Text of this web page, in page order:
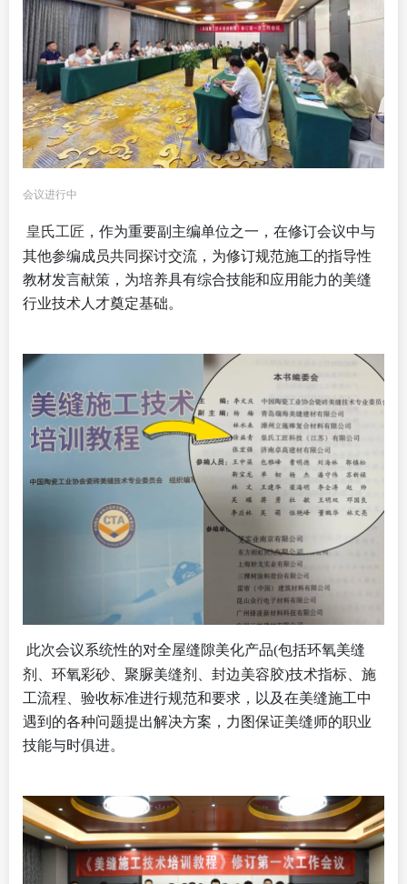
会议进行中
皇氏工匠 ，作为重要副主编单位之一，在修订会议中与
其他参编成员共同探讨交流，为修订规范施工的指导性
教材发言献策，为培养具有综合技能和应用能力的美缝
行业技术人才奠定基础。
此次会议系统性的对全屋缝隙美化产品(包括环氧美缝
剂、环氧彩砂、聚脲美缝剂、封边美容胶)技术指标、施
工流程、验收标准进行规范和要求，以及在美缝施工中
遇到的各种问题提出解决方案，力图保证美缝师的职业
技能与时俱进。